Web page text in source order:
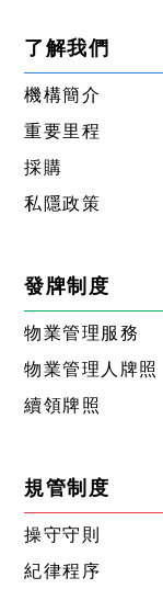
了解我們
機構簡介
重要里程
採購
私隱政策
發牌制度
物業管理服務
物業管理人牌照
續領牌照
規管制度
操守守則
紀律程序